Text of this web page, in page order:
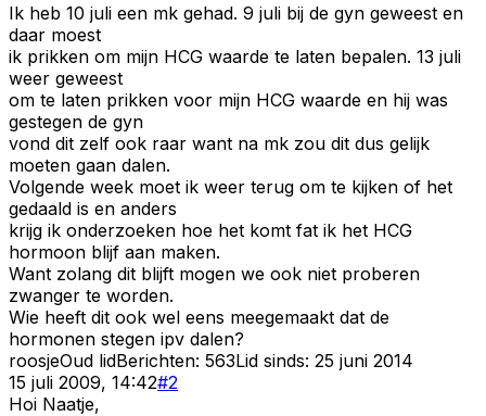
Ik heb 10 juli een mk gehad. 9 juli bij de gyn geweest en
daar moest
ik prikken om mijn HCG waarde te laten bepalen. 13 juli
weer geweest
om te laten prikken voor mijn HCG waarde en hij was
gestegen de gyn
vond dit zelf ook raar want na mk zou dit dus gelijk
moeten gaan dalen.
Volgende week moet ik weer terug om te kijken of het
gedaald is en anders
krijg ik onderzoeken hoe het komt fat ik het HCG
hormoon blijf aan maken.
Want zolang dit blijft mogen we ook niet proberen
zwanger te worden.
Wie heeft dit ook wel eens meegemaakt dat de
hormonen stegen ipv dalen?
roosjeOud lidBerichten: 563Lid sinds: 25 juni 2014
15 juli 2009, 14:42#2
Hoi Naatje,